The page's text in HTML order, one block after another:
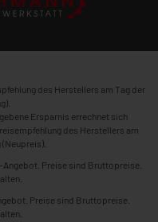
des Herstellers am Tag der
Ersparnis errechnet sich
des Herstellers am
Preise sind Bruttopreise.
Preise sind Bruttopreise.